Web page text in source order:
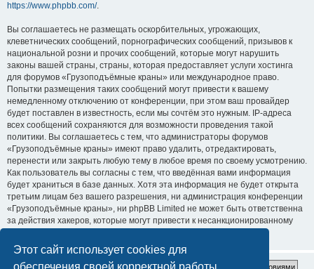
Этот сайт использует cookies для
обеспечения своей корректной работы.
https://www.phpbb.com/.
Вы соглашаетесь не размещать оскорбительных, угрожающих,
клеветнических сообщений, порнографических сообщений, призывов к
национальной розни и прочих сообщений, которые могут нарушить
законы вашей страны, страны, которая предоставляет услуги хостинга
для форумов «Грузоподъёмные краны» или международное право.
Попытки размещения таких сообщений могут привести к вашему
немедленному отключению от конференции, при этом ваш провайдер
будет поставлен в известность, если мы сочтём это нужным. IP-адреса
всех сообщений сохраняются для возможности проведения такой
политики. Вы соглашаетесь с тем, что администраторы форумов
«Грузоподъёмные краны» имеют право удалить, отредактировать,
перенести или закрыть любую тему в любое время по своему усмотрению.
Как пользователь вы согласны с тем, что введённая вами информация
будет храниться в базе данных. Хотя эта информация не будет открыта
третьим лицам без вашего разрешения, ни администрация конференции
«Грузоподъёмные краны», ни phpBB Limited не может быть ответственна
за действия хакеров, которые могут привести к несанкционированному